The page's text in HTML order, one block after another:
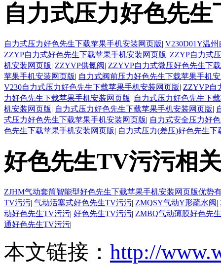
自力式压力好色先
自力式压力好色先生下载苹果手机安装网页版| V230D01Y温
ZZYP自力式好色先生下载苹果手机安装网页版| ZZYP自力式
机安装网页版| ZZYVP供氮阀| ZZYVP自力式微压好色先生下
苹果手机安装网页版| 自力式阀前压力好色先生下载苹果手机
V230自力式压力好色先生下载苹果手机安装网页版| ZZYVP自
力好色先生下载苹果手机安装网页版| 自力式压力好色先生下
机安装网页版| 自力式压力好色先生下载苹果手机安装网页版|
式压力好色先生下载苹果手机安装网页版| 自力式安全压力好
色先生下载苹果手机安装网页版| 自力式压力(差压)好色先生
好色先生TV污污相
ZJHM气动套筒智能型好色先生下载苹果手机安装网页版优势
TV污污| 气动活塞式好色先生TV污污| ZMQSY气动Y形疏水阀|
动好色先生TV污污| 好色先生TV污污| ZMBQ气动薄膜好色先
通好色先生TV污污|
本文链接： http://